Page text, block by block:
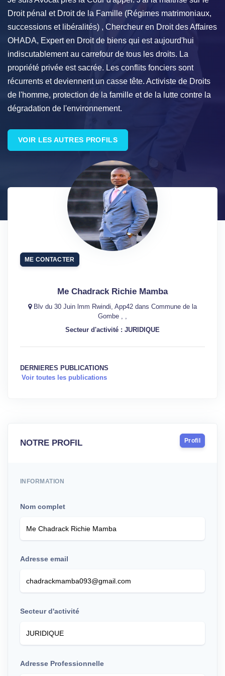
Droit pénal et Droit de la Famille (Régimes matrimoniaux,
successions et libéralités) , Chercheur en Droit des Affaires
OHADA, Expert en Droit de biens qui est aujourd'hui
indiscutablement au carrefour de tous les droits. La
propriété privée est sacrée. Les conflits fonciers sont
récurrents et deviennent un casse tête. Activiste de Droits
de l'homme, protection de la famille et de la lutte contre la
dégradation de l'environnement.
VOIR LES AUTRES PROFILS
ME CONTACTER
Me Chadrack Richie Mamba
Blv du 30 Juin lmm Rwindi, App42 dans Commune de la
Gombe , ,
Secteur d'activité : JURIDIQUE
DERNIERES PUBLICATIONS
Voir toutes les publications
NOTRE PROFIL Profil
INFORMATION
Nom complet
Adresse email
Secteur d'activité
Adresse Professionnelle